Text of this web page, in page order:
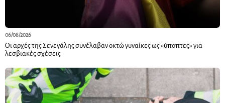
06/08/2026
Οι αρχές της Σενεγάλης συνέλαβαν οκτώ γυναίκες ως «ύποπτες» για
λεσβιακές σχέσεις